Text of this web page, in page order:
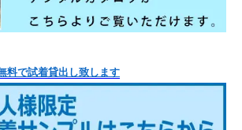
料で試着貸出し致します